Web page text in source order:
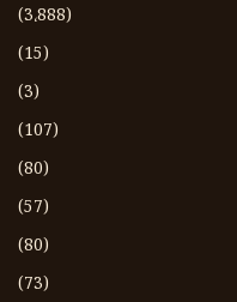
(3،888)
(15)
(3)
(107)
(80)
(57)
(80)
(73)